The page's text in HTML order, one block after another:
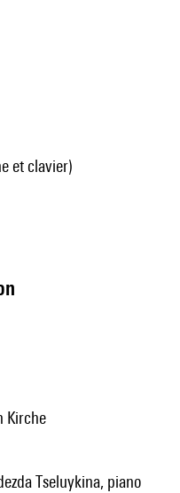
et clavier)
Kirche
Tseluykina, piano